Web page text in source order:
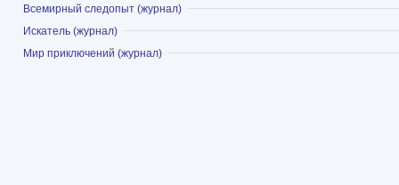
Показать
Всемирный следопыт (журнал)
Показать
Искатель (журнал)
Показать
Мир приключений (журнал)